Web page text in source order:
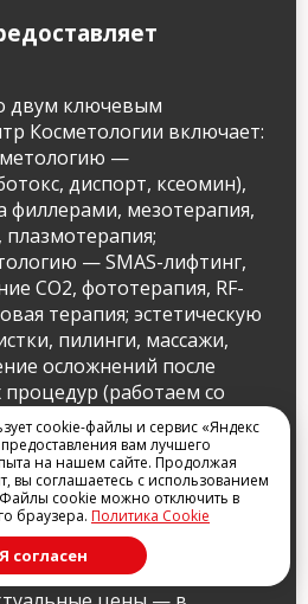
двум ключевым
Косметологии включает:
—
диспорт, ксеомин),
филлерами, мезотерапия,
— SMAS-лифтинг,
CO2, фототерапия, RF-
терапия; эстетическую
пилинги, массажи,
осложнений после
процедур (работаем со
после других клиник).
гинекологию,
дерматологию,
лабораторные
чекапы (check-up
терапию
медицину. Полный
cookie-файлы и сервис «Яндекс
вам лучшего
на нашем сайте. Продолжая
вы соглашаетесь с использованием
cookie можно отключить в
браузера. Политика Cookie
Я согласен